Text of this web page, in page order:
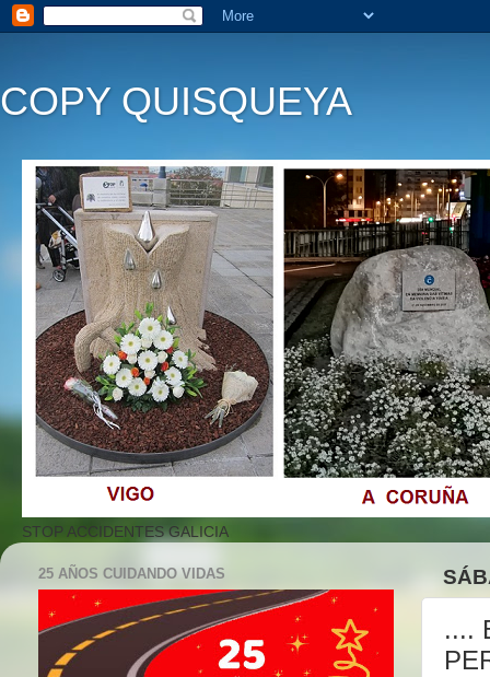
COPY QUISQUEYA
STOP ACCIDENTES GALICIA
....
25 AÑOS CUIDANDO VIDAS